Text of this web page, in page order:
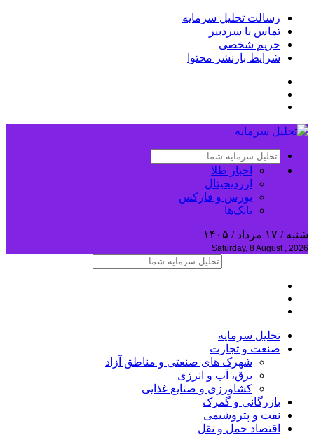
رسالت تحلیل سرمایه
تماس با سردبیر
حریم شخصی
شرایط بازنشر محتوا
اخبار طلا
ارزدیجیتال
بورس و فارکس
بانک‌ها
شنبه / ۱۷ مرداد / ۱۴۰۵
Saturday, 8 August , 2026
تحلیل‌ سرمایه
صنعت و تجارت
شهرک های صنعتی و مناطق آزاد
برق، آب و انرژی
کشاورزی و صنایع غذایی
بازرگانی و گمرک
نفت و پتروشیمی
اقتصاد حمل و نقل